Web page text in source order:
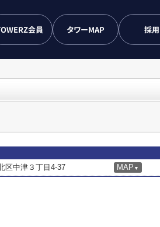
会員 タワーMAP 採用
区中津３丁目4-37 MAP ▼